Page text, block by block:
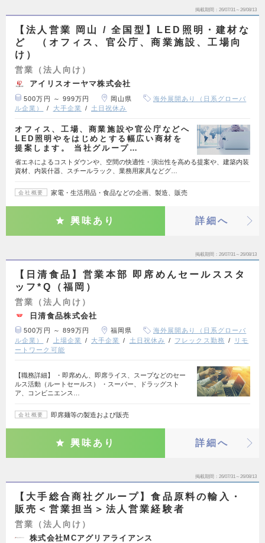
掲載期間 26/07/31～26/08/13
【法人営業 岡山 / 全国型】LED照明・建材な
ど （オフィス、官公庁、商業施設、工場向
け）
営業（法人向け）
アイリスオーヤマ株式会社
500万円 ～ 999万円 岡山県
海外展開あり（日系グローバ
ル企業）
大手企業 土日祝休み
オフィス、工場、商業施設や官公庁などへ
LED照明やをはじめとする幅広い商材を
提案します。 当社グループ…
省エネによるコストダウンや、空間の快適性・演出性を高める提案や、建築内装
資材、内装什器、スチールラック、業務用家具などグ…
会社概要 家電・生活用品・食品などの企画、製造、販売
興味あり 詳細へ
掲載期間 26/07/31～26/08/13
【日清食品】営業本部 即席めんセールススタ
ッフ*Q（福岡）
営業（法人向け）
日清食品株式会社
500万円 ～ 899万円 福岡県
海外展開あり（日系グローバ
ル企業）
上場企業 大手企業 土日祝休み フレックス勤務
リモ
ートワーク可能
【職務詳細】 ・即席めん、即席ライス、スープなどのセー
ルス活動（ルートセールス） ・スーパー、ドラッグスト
ア、コンビニエンス…
会社概要 即席麺等の製造および販売
興味あり 詳細へ
掲載期間 26/07/31～26/08/13
【大手総合商社グループ】食品原料の輸入・
販売＜営業担当＞法人営業経験者
営業（法人向け）
株式会社MCアグリアライアンス